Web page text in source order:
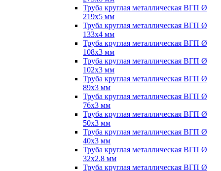
Труба круглая металлическая ВГП Ø
219х5 мм
Труба круглая металлическая ВГП Ø
133х4 мм
Труба круглая металлическая ВГП Ø
108х3 мм
Труба круглая металлическая ВГП Ø
102х3 мм
Труба круглая металлическая ВГП Ø
89х3 мм
Труба круглая металлическая ВГП Ø
76х3 мм
Труба круглая металлическая ВГП Ø
50х3 мм
Труба круглая металлическая ВГП Ø
40х3 мм
Труба круглая металлическая ВГП Ø
32х2.8 мм
Труба круглая металлическая ВГП Ø